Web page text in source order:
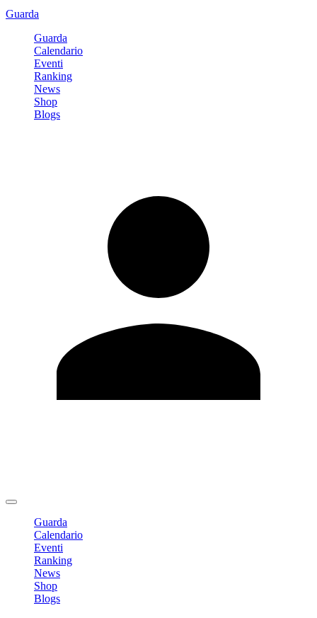
Guarda
Guarda
Calendario
Eventi
Ranking
News
Shop
Blogs
Guarda
Calendario
Eventi
Ranking
News
Shop
Blogs